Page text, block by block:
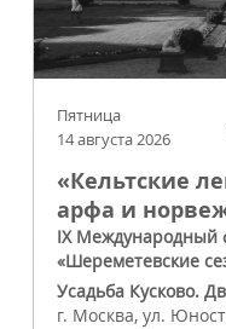
Пятница
14 августа 2026
«Кельтские
арфа и
IX Международный
«Шереметевские
Усадьба Кусково.
г. Москва, ул.